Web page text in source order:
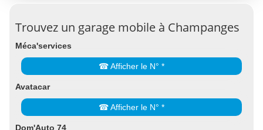
Trouvez un garage mobile à Champanges
Méca'services
☎ Afficher le N° *
Avatacar
☎ Afficher le N° *
Dom'Auto 74